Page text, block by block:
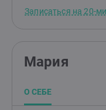
нерешаемых
следующий этап
очень бережно,
боль, сомнения,
Записаться на 20-
Мария
О СЕБЕ